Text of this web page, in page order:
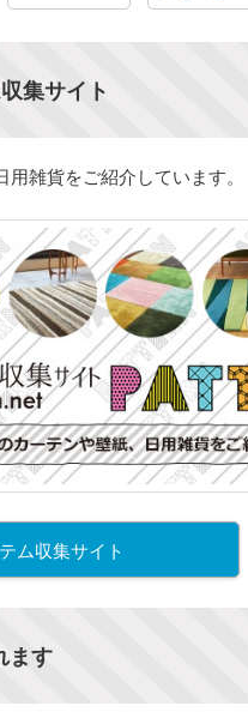
集サイト
雑貨をご紹介しています。
ム収集サイト
ます